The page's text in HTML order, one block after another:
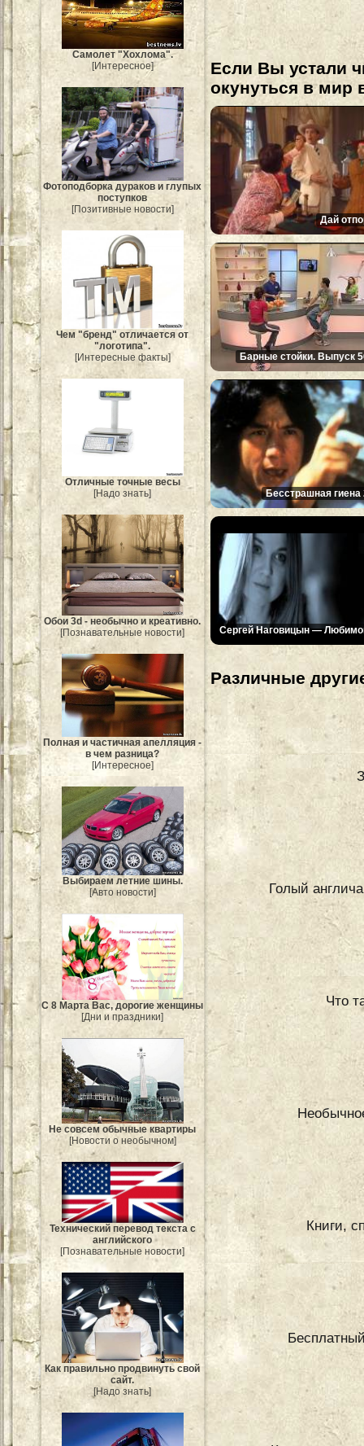
Самолет "Хохлома".
[Интересное]
Фотоподборка дураков и глупых
поступков
[Позитивные новости]
Чем "бренд" отличается от
"логотипа".
[Интересные факты]
Отличные точные весы
[Надо знать]
Обои 3d - необычно и креативно.
[Познавательные новости]
Полная и частичная апелляция -
в чем разница?
[Интересное]
Выбираем летние шины.
[Авто новости]
С 8 Марта Вас, дорогие женщины
[Дни и праздники]
Не совсем обычные квартиры
[Новости о необычном]
Технический перевод текста с
английского
[Познавательные новости]
Как правильно продвинуть свой
сайт.
[Надо знать]
Если Вы устали
окунуться в мир
Дай
Барные стойки. Выпуск
Бесстрашная гиена
Сергей Наговицын —
Различные
Голый
Что
Книги,